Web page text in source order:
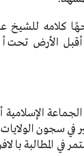
كلامه للشيخ
أقبل الأرض تحت
في سجون الولايات
المطالبة